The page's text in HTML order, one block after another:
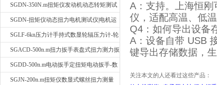
显式瓶盖扭力矩仪
SGDN-350N.m扭矩仪发动机动态转矩测试
仪-动态电机扭矩测量仪
SGDN-扭矩仪动态扭力电机测试仪|电机运
转摩擦力扭矩仪
SGLF-6kn压力计手持式数显轮辐压力计-轮
辐称重压力测力计
SGACD-500n.m扭力扳手表盘式扭力测力扳
手-表盘扭力矩检测扳手
SGDD-500n.m电动扳手定扭矩电动扳手-数
显式电动定扭力矩扳手
SGJN-200n.m扭矩仪数显式螺丝扭力测量
A：支持。上海恒
仪，适配高温、低
Q4：如何导出设备
A：设备自带 USB
键导出存储数据，
关注本文的人还看过这些产品：